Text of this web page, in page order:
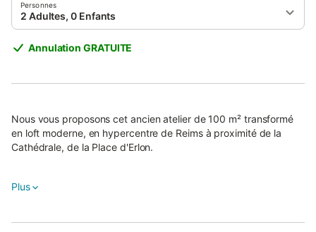
Personnes
2 Adultes, 0 Enfants
Annulation GRATUITE
Nous vous proposons cet ancien atelier de 100 m² transformé
en loft moderne, en hypercentre de Reims à proximité de la
Cathédrale, de la Place d'Erlon.
exceptionnel.
Plus